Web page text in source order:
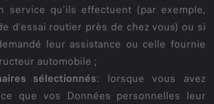
service qu'ils effectuent (par exemple,
d'essai routier près de chez vous) ou si
leur assistance ou celle fournie
automobile ;
sélectionnés: lorsque vous avez
que vos Données personnelles leur